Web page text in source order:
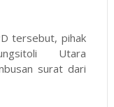
tersebut, pihak
Utara
surat dari